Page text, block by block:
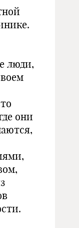
люди,
они